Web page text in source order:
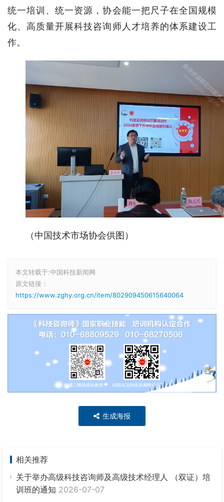
统一培训、统一资源，协会能一把尺子在全国规模
化、高质量开展科技咨询师人才培养的体系建设工
作。
（中国技术市场协会供图）
本文转载于:中国科技新闻网
原文链接：
https://www.zghy.org.cn/item/802909450615640064
生成海报
相关推荐
关于举办高级科技咨询师及高级技术经理人 （双证）培
训班的通知 2026-07-07